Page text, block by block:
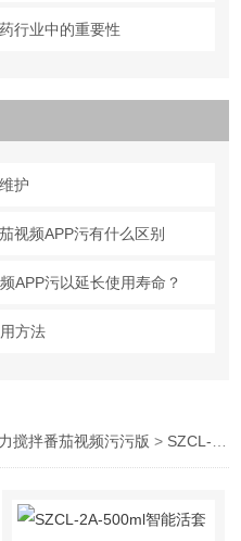
行业中的重要性
护
视频APP污有什么区别
污以延长使用寿命？
方法
搅拌番茄视频污污版 > SZCL-2A活套系列